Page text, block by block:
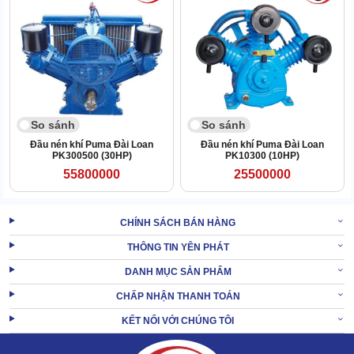
Đầu nén có cách phối màu cực nổi bật, kết cấu tinh gọn, chắc
chắn. Bề mặt phẳng mịn, không có chút bavia.
Khả năng tạo áp lực khi vận hành của đầu nén Puma PX190 (1HP)
So sánh
Đầu nén khí Puma Đài Loan
PK300500 (30HP)
55800000
So sánh
Đầu nén khí Puma Đài Loan
PK10300 (10HP)
25500000
CHÍNH SÁCH BÁN HÀNG
THÔNG TIN YÊN PHÁT
DANH MỤC SẢN PHẨM
CHẤP NHẬN THANH TOÁN
KẾT NỐI VỚI CHÚNG TÔI